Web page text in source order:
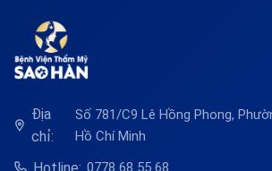
Địa
chỉ:
Số 781/C9 Lê Hồng Phong,
Hồ Chí Minh
0778 68 55 68